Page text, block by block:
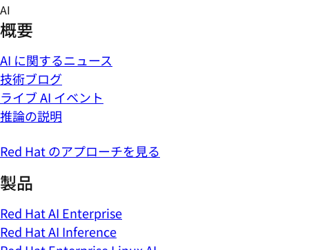
Skip
to
content
AI
概要
AI に関するニュース
技術ブログ
ライブ AI イベント
推論の説明
Red Hat のアプローチを見る
製品
Red Hat AI Enterprise
Red Hat AI Inference